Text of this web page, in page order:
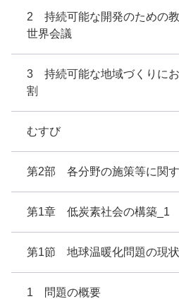
2 持続可能な開発のための
世界会議
3 持続可能な地域づくりに
割
むすび
第2部 各分野の施策等に関
第1章 低炭素社会の構築_1
第1節 地球温暖化問題の現状
1 問題の概要